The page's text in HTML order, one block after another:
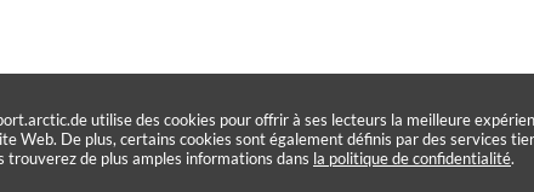
utilise des cookies pour offrir à ses lecteurs la meilleure
Web. De plus, certains cookies sont également définis par des services
trouverez de plus amples informations dans la politique de confidentialité.